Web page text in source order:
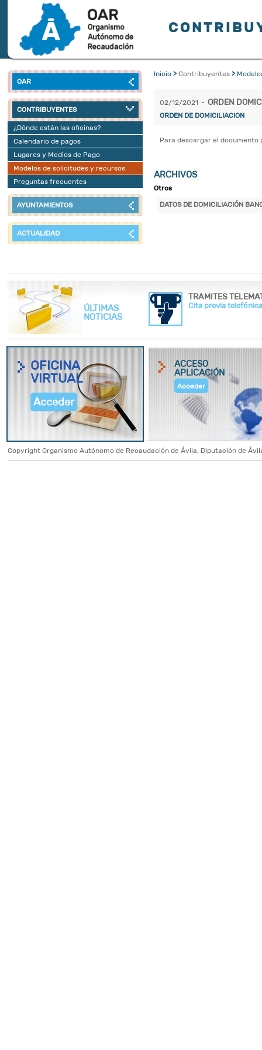
OAR
CONTRIBUYENTES
¿Dónde están las oficinas?
Calendario de pagos
Lugares y Medios de Pago
Modelos de solicitudes y recursos
Preguntas frecuentes
AYUNTAMIENTOS
ACTUALIDAD
Inicio> Contribuyentes>
02/12/2021 - ORDEN
ORDEN DE DOMICILIACION
Para descargar el documento
ARCHIVOS
Otros
DATOS DE DOMICILIACIÓN
ÚLTIMAS
NOTICIAS
Cita previa
OFICINA
VIRTUAL
Acceder
ACCESO
APLICACIÓN
Acceder
Copyright Organismo Autónomo de Recaudación de Ávila, Diputación de